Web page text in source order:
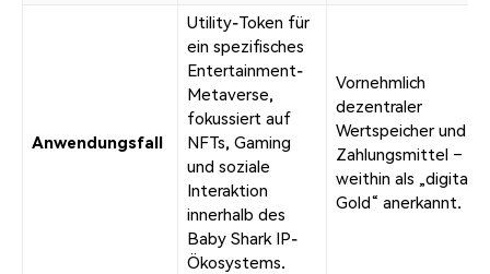
Anwendungsfall
Utility-Token für
ein spezifisches
Entertainment-
Metaverse,
fokussiert auf
NFTs, Gaming
und soziale
Interaktion
innerhalb des
Baby Shark IP-
Ökosystems.
Vornehmlich
dezentraler
Wertspeicher und
Zahlungsmittel –
weithin als „digitales
Gold“ anerkannt.